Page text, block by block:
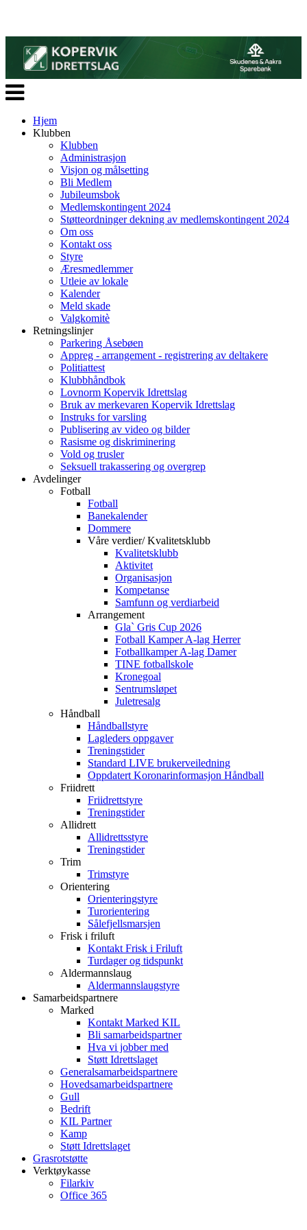
Veksle
navigasjon
Hjem
Klubben
Klubben
Administrasjon
Visjon og målsetting
Bli Medlem
Jubileumsbok
Medlemskontingent 2024
Støtteordninger dekning av medlemskontingent 2024
Om oss
Kontakt oss
Styre
Æresmedlemmer
Utleie av lokale
Kalender
Meld skade
Valgkomitè
Retningslinjer
Parkering Åsebøen
Appreg - arrangement - registrering av deltakere
Politiattest
Klubbhåndbok
Lovnorm Kopervik Idrettslag
Bruk av merkevaren Kopervik Idrettslag
Instruks for varsling
Publisering av video og bilder
Rasisme og diskriminering
Vold og trusler
Seksuell trakassering og overgrep
Avdelinger
Fotball
Fotball
Banekalender
Dommere
Våre verdier/ Kvalitetsklubb
Kvalitetsklubb
Aktivitet
Organisasjon
Kompetanse
Samfunn og verdiarbeid
Arrangement
Gla` Gris Cup 2026
Fotball Kamper A-lag Herrer
Fotballkamper A-lag Damer
TINE fotballskole
Kronegoal
Sentrumsløpet
Juletresalg
Håndball
Håndballstyre
Lagleders oppgaver
Treningstider
Standard LIVE brukerveiledning
Oppdatert Koronarinformasjon Håndball
Friidrett
Friidrettstyre
Treningstider
Allidrett
Allidrettsstyre
Treningstider
Trim
Trimstyre
Orientering
Orienteringstyre
Turorientering
Sålefjellsmarsjen
Frisk i friluft
Kontakt Frisk i Friluft
Turdager og tidspunkt
Aldermannslaug
Aldermannslaugstyre
Samarbeidspartnere
Marked
Kontakt Marked KIL
Bli samarbeidspartner
Hva vi jobber med
Støtt Idrettslaget
Generalsamarbeidspartnere
Hovedsamarbeidspartnere
Gull
Bedrift
KIL Partner
Kamp
Støtt Idrettslaget
Grasrotstøtte
Verktøykasse
Filarkiv
Office 365